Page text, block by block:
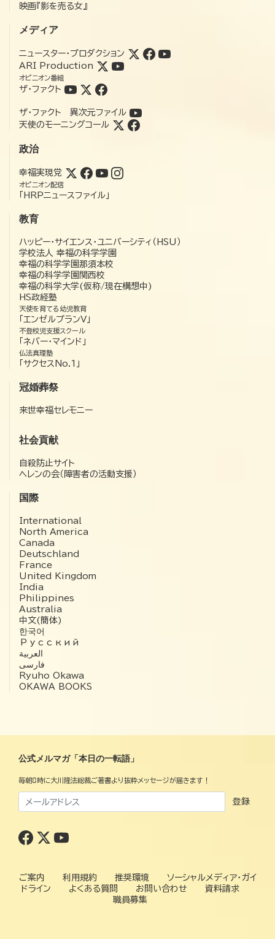
映画『影を売る女』
メディア
ニュースター・プロダクション
ARI Production
オピニオン番組
ザ・ファクト
ザ・ファクト 異次元ファイル
天使のモーニングコール
政治
幸福実現党
オピニオン配信
「HRPニュースファイル」
教育
ハッピー・サイエンス・ユニバーシティ（HSU）
学校法人 幸福の科学学園
幸福の科学学園那須本校
幸福の科学学園関西校
幸福の科学大学(仮称/現在構想中)
HS政経塾
天使を育てる幼児教育
「エンゼルプランV」
不登校児支援スクール
「ネバー・マインド」
仏法真理塾
「サクセスNo.1」
冠婚葬祭
来世幸福セレモニー
社会貢献
自殺防止サイト
ヘレンの会（障害者の活動支援）
国際
International
North America
Canada
Deutschland
France
United Kingdom
India
Philippines
Australia
中文(簡体)
한국어
Русский
العربية‏
فارسی
Ryuho Okawa
OKAWA BOOKS
公式メルマガ「本日の一転語」
毎朝8時に大川隆法総裁ご著書より抜粋メッセージが届きます！
登録
ご案内 利用規約 推奨環境
ソーシャルメディア・ガイ
ドライン
よくある質問 お問い合わせ
資料請求
職員募集